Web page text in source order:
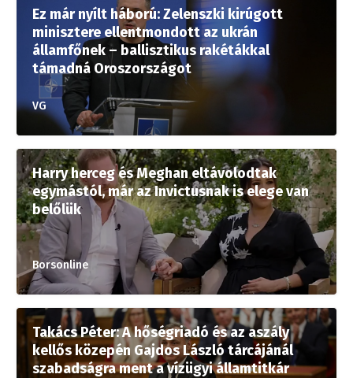
Ez már nyílt háború: Zelenszki kirúgott
minisztere ellentmondott az ukrán
államfőnek – ballisztikus rakétákkal
támadná Oroszországot
VG
Harry herceg és Meghan eltávolodtak
egymástól, már az Invictusnak is elege van
belőlük
Borsonline
Takács Péter: A hőségriadó és az aszály
kellős közepén Gajdos László tárcájánál
szabadságra ment a vízügyi államtitkár